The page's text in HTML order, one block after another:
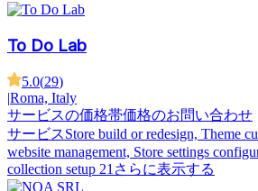
To Do Lab
5.0(29)
|Roma, Italy
サービスの価格帯価格のお問い合わせ
サービスStore build or redesign, Theme
website management, Store settings
collection setup 21さらに表示する